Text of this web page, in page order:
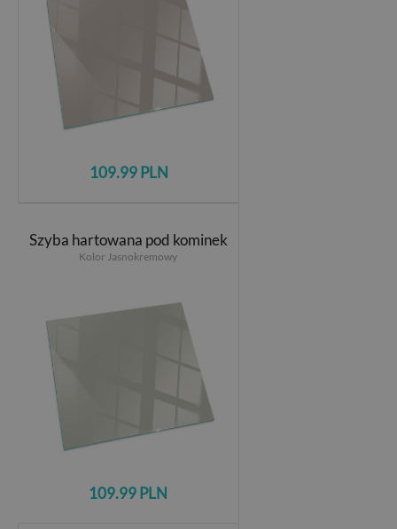
109.99 PLN
Szyba hartowana pod kominek
Kolor Jasnokremowy
109.99 PLN